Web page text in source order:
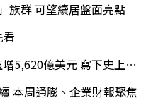
族群 可望續居盤面亮點
億美元 寫下史上最大單周...
本周通膨、企業財報聚焦